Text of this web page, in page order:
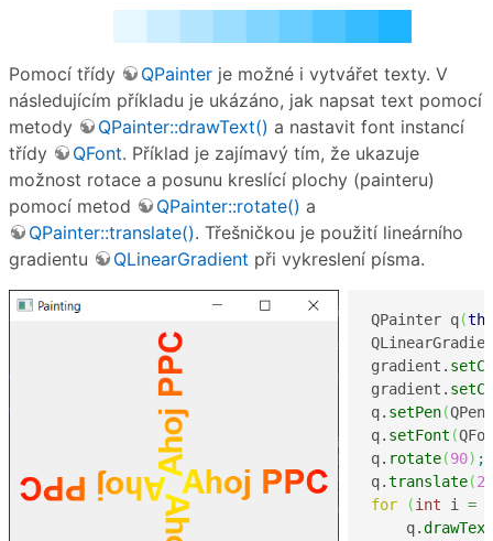
Pomocí třídy QPainter je možné i vytvářet texty. V
následujícím příkladu je ukázáno, jak napsat text pomocí
metody
QPainter::drawText() a nastavit font instancí
třídy
QFont. Příklad je zajímavý tím, že ukazuje
možnost rotace a posunu kreslící plochy (painteru)
pomocí metod
QPainter::rotate() a
QPainter::translate(). Třešničkou je použití lineárního
gradientu
QLinearGradient při vykreslení písma.
QPainter q(
gradient.
gradient.
q. setPen(QPen
q. setFont (
q. rotate(90) ;
q.translate(
for
(int i =
    q.
drawText